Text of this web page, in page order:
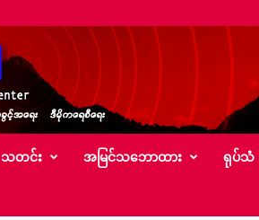
သတင်း အမြင်သ‌ဘောထား ရုပ်သံ